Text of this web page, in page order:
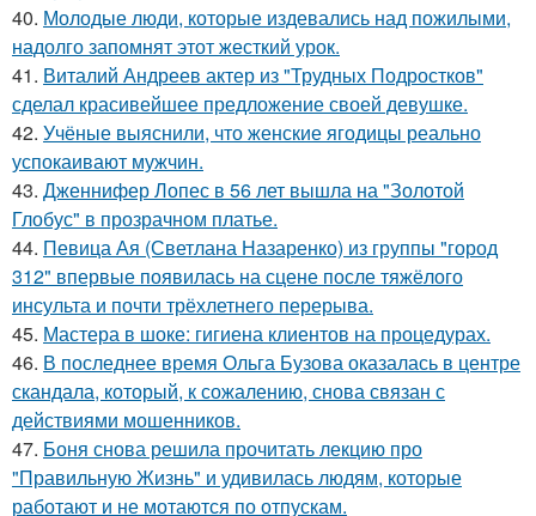
40. Молодые люди, которые издевались над пожилыми,
надолго запомнят этот жесткий урок.
41. Виталий Андреев актер из "Трудных Подростков"
сделал красивейшее предложение своей девушке.
42. Учёные выяснили, что женские ягодицы реально
успокаивают мужчин.
43. Дженнифер Лопес в 56 лет вышла на "Золотой
Глобус" в прозрачном платье.
44. Певица Ая (Светлана Назаренко) из группы "город
312" впервые появилась на сцене после тяжёлого
инсульта и почти трёхлетнего перерыва.
45. Мастера в шоке: гигиена клиентов на процедурах.
46. В последнее время Ольга Бузова оказалась в центре
скандала, который, к сожалению, снова связан с
действиями мошенников.
47. Боня снова решила прочитать лекцию про
"Правильную Жизнь" и удивилась людям, которые
работают и не мотаются по отпускам.